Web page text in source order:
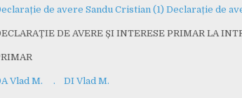
de avere Sandu Cristian (1) Declarație de
DE AVERE ȘI INTERESE PRIMAR LA
Vlad M. . DI Vlad M.